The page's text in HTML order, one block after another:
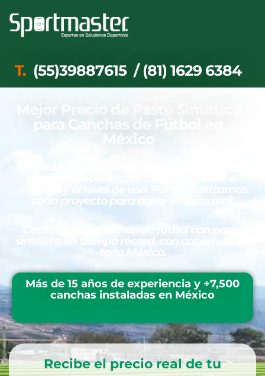
T. (55)39887615/(81) 1629 6384
Mejor Precio de Pasto Sintético
para Canchas de Fútbol en
México
metraje y el nivel de uso. Por eso cotizamos
cada proyecto para darte el costo real.
Construimos canchas de fútbol con pasto
sintético en tiempo récord, con cobertura en
todo México.
Más de 15 años de experiencia y +7,500
canchas instaladas en México
Recibe el precio real de tu